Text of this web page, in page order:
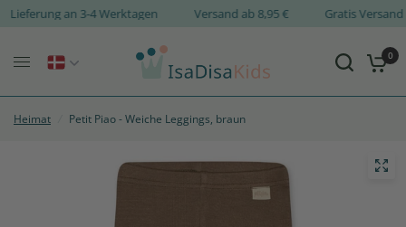
Lieferung an 3-4 Werktagen Versand ab 8,95 € Gratis
0
Heimat Petit Piao - Weiche Leggings, braun